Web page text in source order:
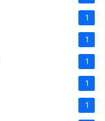
1
1
1
1
1